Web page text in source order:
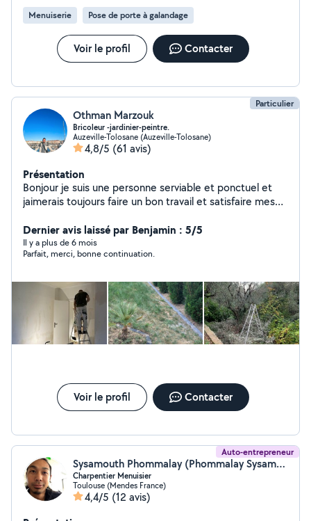
Menuiserie Pose de porte à galandage
Voir le profil Contacter
Particulier
Othman Marzouk
Bricoleur -jardinier-peintre.
Auzeville-Tolosane (Auzeville-Tolosane)
4,8/5 (61 avis)
Présentation
Bonjour je suis une personne serviable et ponctuel et
jaimerais toujours faire un bon travail et satisfaire mes
Dernier avis laissé par Benjamin : 5/5
Il y a plus de 6 mois
Parfait, merci, bonne continuation.
Voir le profil Contacter
Auto-entrepreneur
Sysamouth Phommalay (Phommalay Sysamouth)
Charpentier Menuisier
Toulouse (Mendes France)
4,4/5 (12 avis)